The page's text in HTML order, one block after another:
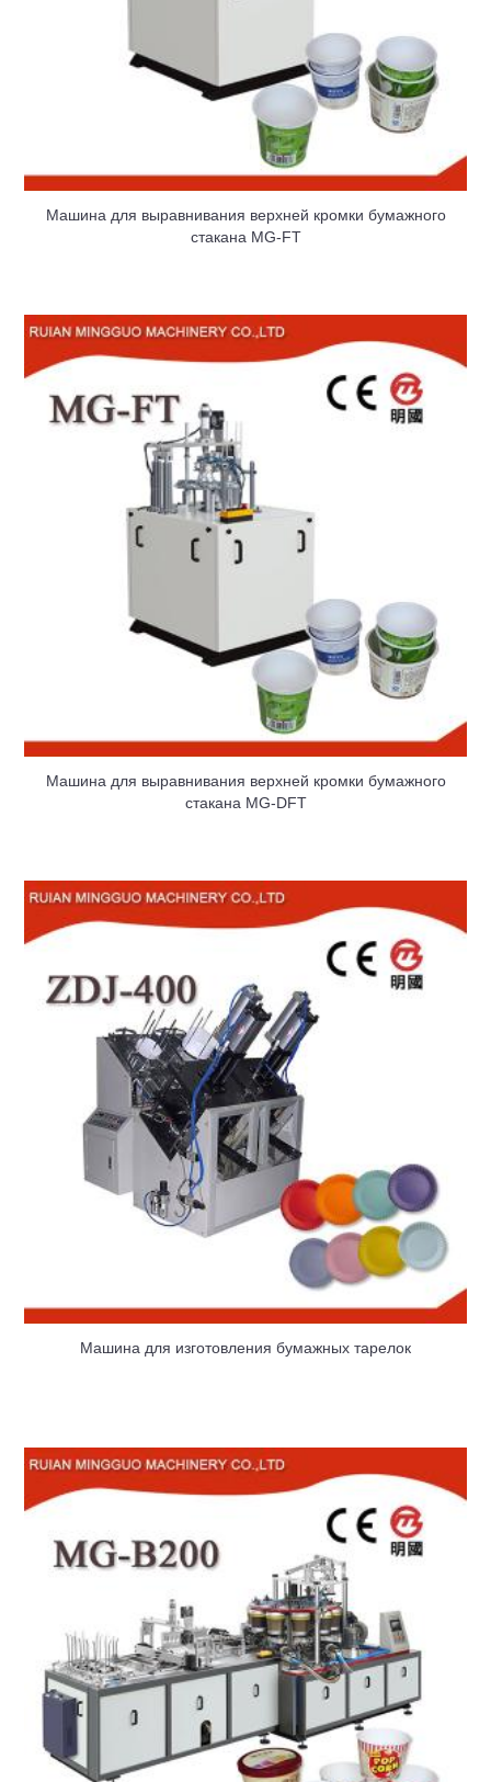
Машина для выравнивания верхней кромки бумажного
стакана MG-FT
Машина для выравнивания верхней кромки бумажного
стакана MG-DFT
Машина для изготовления бумажных тарелок